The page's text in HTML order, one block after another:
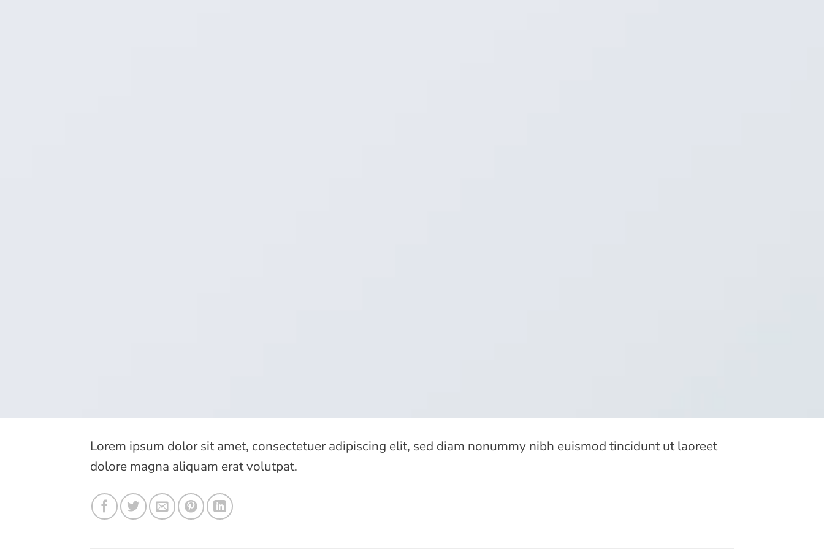
Lorem ipsum dolor sit amet, consectetuer adipiscing elit, sed diam nonummy nibh euismod tincidunt ut laoreet
dolore magna aliquam erat volutpat.